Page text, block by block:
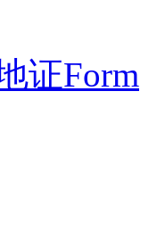
证Form